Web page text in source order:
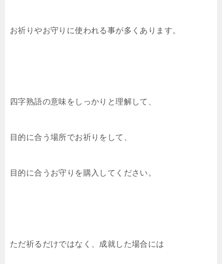
お祈りやお守りに使われる事が多くあります。
四字熟語の意味をしっかりと理解して、
目的に合う場所でお祈りをして、
目的に合うお守りを購入してください。
ただ祈るだけではなく、成就した場合には